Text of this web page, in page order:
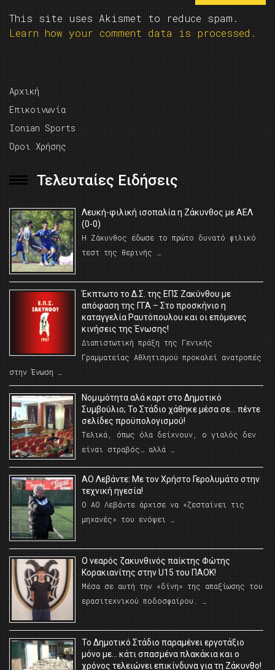
This site uses Akismet to reduce spam.
Learn how your comment data is processed.
Αρχική
Επικοινωνία
Ionian Sports
Όροι Χρήσης
Τελευταίες Ειδήσεις
Λευκή-φιλική ισοπαλία η Ζάκυνθος με ΑΕΛ
(0-0)
Η Ζάκυνθος έδωσε το πρώτο δυνατό φιλικό
τεστ της θερινής …
Έκπτωτο το Δ.Σ. της ΕΠΣ Ζακύνθου με
απόφαση της ΓΓΑ – Στο προσκήνιο η
καταγγελία Ραυτόπουλου και οι επόμενες
κινήσεις της Ένωσης!
Διαπιστωτική πράξη της Γενικής
Γραμματείας Αθλητισμού προκαλεί ανατροπές
στην Ένωση …
Νομιμότητα αλά καρτ στο Δημοτικό
Συμβούλιο; Το Στάδιο χάθηκε μέσα σε… πέντε
σελίδες προϋπολογισμού!
Τελικά, όπως όλα δείχνουν, ο γιαλός δεν
είναι στραβός… αλλά …
ΑΟ Λεβάντε: Με τον Χρήστο Γερολυμάτο στην
τεχνική ηγεσία!
Ο ΑΟ Λεβάντε άρχισε να «ζεσταίνει τις
μηχανές» του ενόψει …
O νεαρός ζακυνθινός παίκτης Φώτης
Κορακιανίτης στην U15 του ΠΑΟΚ!
Μέσα σε αυτή την «δίνη» της απαξίωσης του
ερασιτεχνικού ποδοσφαίρου. …
Το Δημοτικό Στάδιο παραμένει εργοτάξιο
μόνο με… κάτι σπασμένα πλακάκια και ο
χρόνος τελειώνει επικίνδυνα για τη Ζάκυνθο!